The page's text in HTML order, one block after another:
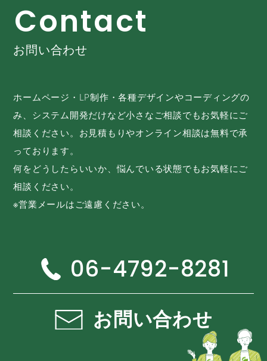
Contact
お問い合わせ
ホームページ・LP制作・各種デザインやコーディングの
み、システム開発だけなど小さなご相談でもお気軽にご
相談ください。お見積もりやオンライン相談は無料で承
っております。
何をどうしたらいいか、悩んでいる状態でもお気軽にご
相談ください。
※営業メールはご遠慮ください。
06-4792-8281
お問い合わせ